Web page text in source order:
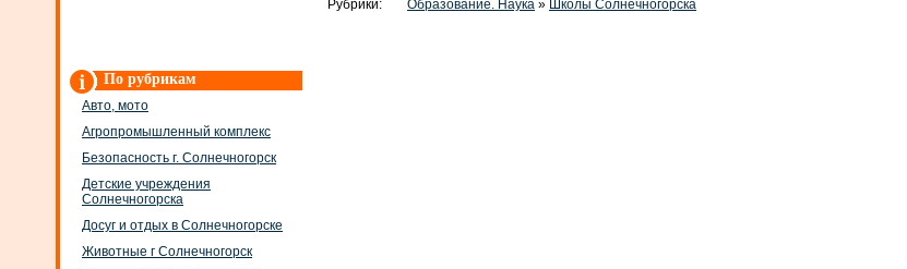
По рубрикам
Авто, мото
Агропромышленный комплекс
Безопасность г. Солнечногорск
Детские учреждения
Солнечногорска
Досуг и отдых в Солнечногорске
Животные г Солнечногорск
Рубрики: Образование. Наука » Школы Солнечногорска